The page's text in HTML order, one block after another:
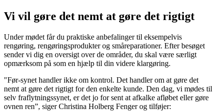
Vi vil gøre det nemt at gøre det rigtigt
Under mødet får du praktiske anbefalinger til eksempelvis
rengøring, rengøringsprodukter og småreparationer. Efter besøget
sender vi dig en oversigt over de områder, du skal være særligt
opmærksom på som en hjælp til din videre klargøring.
"Før-synet handler ikke om kontrol. Det handler om at gøre det
nemt at gøre det rigtigt for den enkelte kunde. Den dag, vi mødes til
selv fraflytningssynet, er det jo for sent at afkalke afløbet eller gøre
ovnen ren”, siger Christina Holberg Fenger og tilføjer: